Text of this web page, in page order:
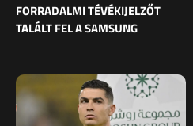
FORRADALMI TÉVÉKIJELZŐT
TALÁLT FEL A SAMSUNG